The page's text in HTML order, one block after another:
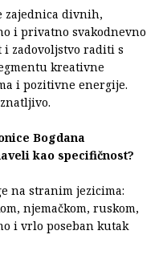
zajednica divnih,
i privatno svakodnevno
i zadovoljstvo raditi s
kreativne
i pozitivne energije.
Bogdana
kao specifičnost?
na stranim jezicima:
njemačkom, ruskom,
i vrlo poseban kutak